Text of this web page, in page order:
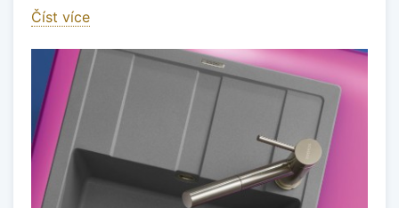
Číst více